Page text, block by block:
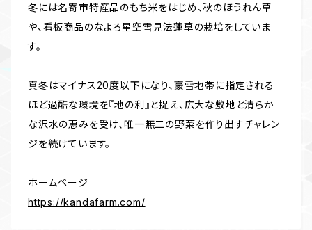
冬には名寄市特産品のもち米をはじめ、秋のほうれん草
や、看板商品のなよろ星空雪見法蓮草の栽培をしていま
す。
真冬はマイナス20度以下になり、豪雪地帯に指定される
ほど過酷な環境を『地の利』と捉え、広大な敷地と清らか
な沢水の恵みを受け、唯一無二の野菜を作り出すチャレン
ジを続けています。
ホームページ
https://kandafarm.com/